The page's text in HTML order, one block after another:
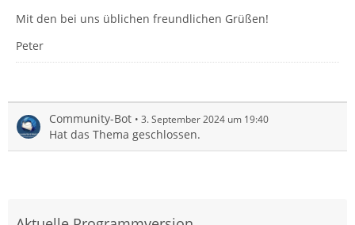
Mit den bei uns üblichen freundlichen Grüßen!
Peter
Community-Bot 3. September 2024 um 19:40
Hat das Thema geschlossen.